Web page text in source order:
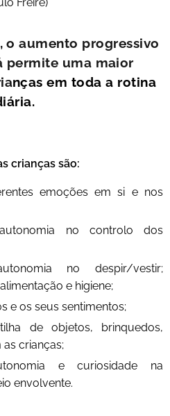
o aumento progressivo
permite uma maior
nças em toda a rotina
crianças são:
emoções em si e nos
no controlo dos
no despir/vestir;
e higiene;
e os seus sentimentos;
de objetos, brinquedos,
as crianças;
e curiosidade na
envolvente.